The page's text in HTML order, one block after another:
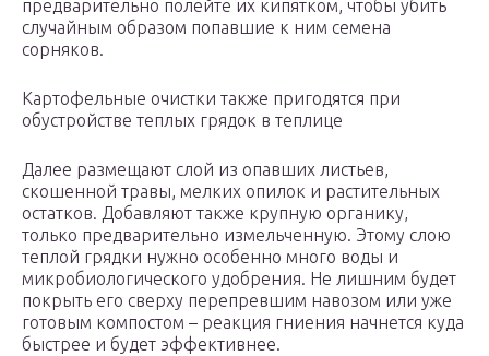
предварительно полейте их кипятком, чтобы убить
случайным образом попавшие к ним семена
сорняков.
Картофельные очистки также пригодятся при
обустройстве теплых грядок в теплице
Далее размещают слой из опавших листьев,
скошенной травы, мелких опилок и растительных
остатков. Добавляют также крупную органику,
только предварительно измельченную. Этому слою
теплой грядки нужно особенно много воды и
микробиологического удобрения. Не лишним будет
покрыть его сверху перепревшим навозом или уже
готовым компостом – реакция гниения начнется куда
быстрее и будет эффективнее.